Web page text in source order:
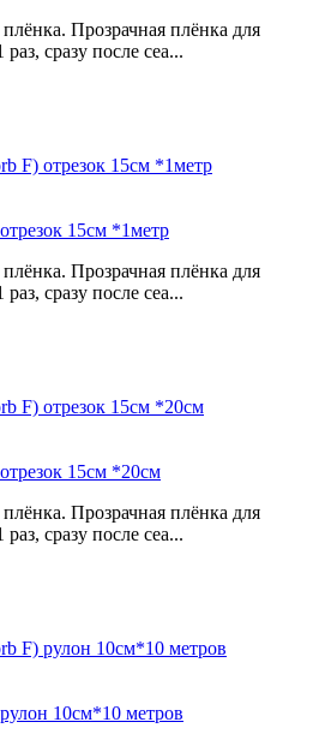
Прозрачная плёнка для
сразу после сеа...
15см *1метр
Прозрачная плёнка для
сразу после сеа...
15см *20см
Прозрачная плёнка для
сразу после сеа...
10см*10 метров